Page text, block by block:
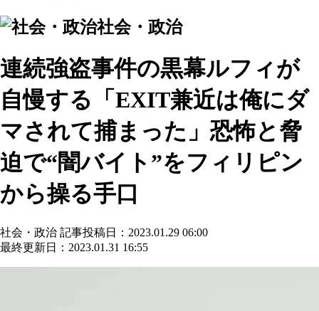
社会・政治
連続強盗事件の黒幕ルフィが
自慢する「EXIT兼近は俺にダ
マされて捕まった」恐怖と脅
迫で“闇バイト”をフィリピン
から操る手口
社会・政治 記事投稿日：2023.01.29 06:00
最終更新日：2023.01.31 16:55